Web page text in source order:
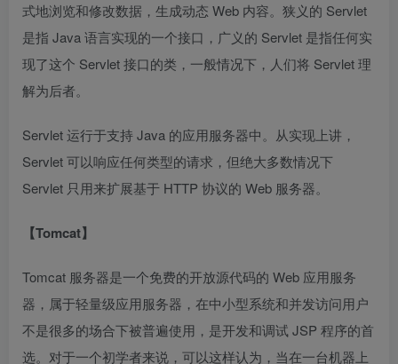
式地浏览和修改数据，生成动态 Web 内容。狭义的 Servlet
是指 Java 语言实现的一个接口，广义的 Servlet 是指任何实
现了这个 Servlet 接口的类，一般情况下，人们将 Servlet 理
解为后者。
Servlet 运行于支持 Java 的应用服务器中。从实现上讲，
Servlet 可以响应任何类型的请求，但绝大多数情况下
Servlet 只用来扩展基于 HTTP 协议的 Web 服务器。
【Tomcat】
Tomcat 服务器是一个免费的开放源代码的 Web 应用服务
器，属于轻量级应用服务器，在中小型系统和并发访问用户
不是很多的场合下被普遍使用，是开发和调试 JSP 程序的首
选。对于一个初学者来说，可以这样认为，当在一台机器上